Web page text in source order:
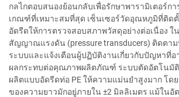
กลไกตอบสนองย้อนกลับเพื่อรักษาพารามิเตอร์กา
เกณฑ์ที่เหมาะสมที่สุด เซ็นเซอร์วัดอุณหภูมิที่ติดตั้
อัดรีดให้การตรวจสอบสภาพวัสดุอย่างต่อเนื่อง
สัญญาณแรงดัน (pressure transducers) ติดตา
ระบบและแจ้งเตือนผู้ปฏิบัติงานเกี่ยวกับปัญหาที่อ
ผลกระทบต่อคุณภาพผลิตภัณฑ์ ระบบตัดอัตโนมัติ
ผลิตแบบอัดรีดท่อ PE ให้ความแม่นยำสูงมาก โด
ของความยาวมักอยู่ภายใน ±2 มิลลิเมตร แม้ในอั